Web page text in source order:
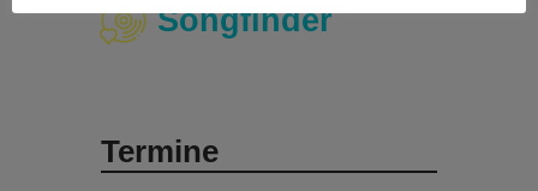
Songfinder
Termine